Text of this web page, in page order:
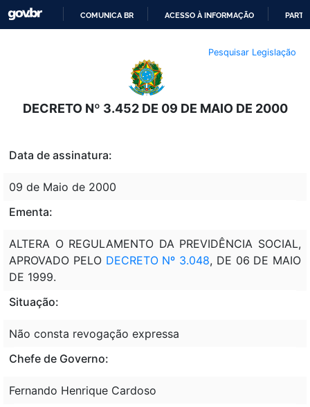
O
CONTEÚDO
COMUNICA BR ACESSO À INFORMAÇÃO
Pesquisar Legislação
DECRETO Nº 3.452 DE 09 DE MAIO DE 2000
Data de assinatura:
09 de Maio de 2000
Ementa:
ALTERA O REGULAMENTO DA PREVIDÊNCIA SOCIAL,
APROVADO PELODECRETO Nº 3.048, DE 06 DE MAIO
DE 1999.
Situação:
Não consta revogação expressa
Chefe de Governo:
Fernando Henrique Cardoso